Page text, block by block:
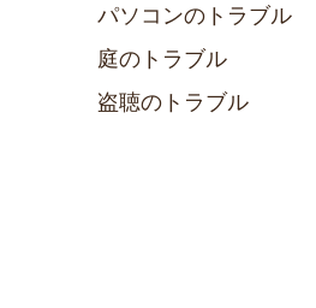
パソコンのトラブル
庭のトラブル
盗聴のトラブル